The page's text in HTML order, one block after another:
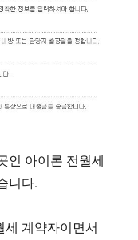
인 아이론 전월세
니다.
세 계약자이면서